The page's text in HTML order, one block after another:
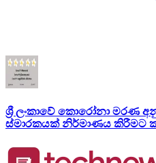
ශ්‍රී ලංකාවේ කොරෝනා මරණ
ස්මාරකයක් නිර්මාණය කිරීමට